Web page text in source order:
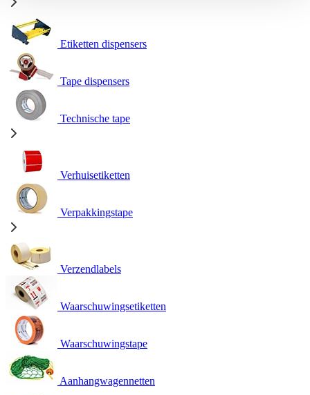
Etiketten dispensers
Tape dispensers
Technische tape
Verhuisetiketten
Verpakkingstape
Verzendlabels
Waarschuwingsetiketten
Waarschuwingstape
Aanhangwagennetten